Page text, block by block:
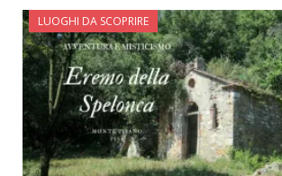
LUOGHI DA SCOPRIRE